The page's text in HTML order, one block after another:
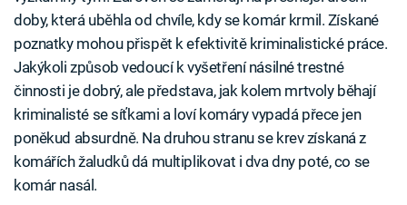
doby, která uběhla od chvíle, kdy se komár krmil. Získané
poznatky mohou přispět k efektivitě kriminalistické práce.
Jakýkoli způsob vedoucí k vyšetření násilné trestné
činnosti je dobrý, ale představa, jak kolem mrtvoly běhají
kriminalisté se síťkami a loví komáry vypadá přece jen
poněkud absurdně. Na druhou stranu se krev získaná z
komářích žaludků dá multiplikovat i dva dny poté, co se
komár nasál.